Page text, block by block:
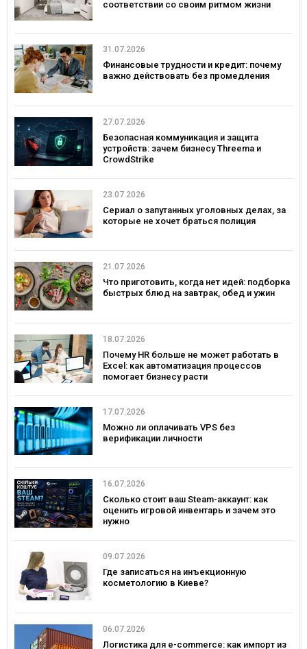
соответствии со своим ритмом жизни
31.07.2026
Финансовые трудности и кредит: почему
важно действовать без промедления
27.07.2026
Безопасная коммуникация и защита
устройств: зачем бизнесу Threema и
CrowdStrike
23.07.2026
Сериал о запутанных уголовных делах, за
которые не хочет браться полиция
21.07.2026
Что приготовить, когда нет идей: подборка
быстрых блюд на завтрак, обед и ужин
18.07.2026
Почему HR больше не может работать в
Excel: как автоматизация процессов
помогает бизнесу расти
17.07.2026
Можно ли оплачивать VPS без
верификации личности
16.07.2026
Сколько стоит ваш Steam-аккаунт: как
оценить игровой инвентарь и зачем это
нужно
09.07.2026
Где записаться на инъекционную
косметологию в Киеве?
06.07.2026
Логистика для e-commerce: как импорт из